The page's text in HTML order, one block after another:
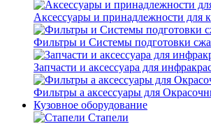
Аксессуары и принадлежности для
Фильтры и Системы подготовки
Запчасти и аксессуара для
Фильтры а аксессуары для
Кузовное оборудование
Стапели